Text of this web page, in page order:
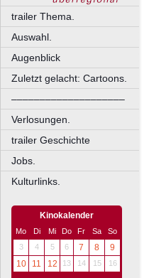
trailer Thema.
Auswahl.
Augenblick
Zuletzt gelacht: Cartoons.
––––––––––––––––––––
Verlosungen.
trailer Geschichte
Jobs.
Kulturlinks.
Kinokalender
Mo Di Mi Do Fr Sa
So
3
4 5 6 7 8
9
10
11 12 13 14 15 16